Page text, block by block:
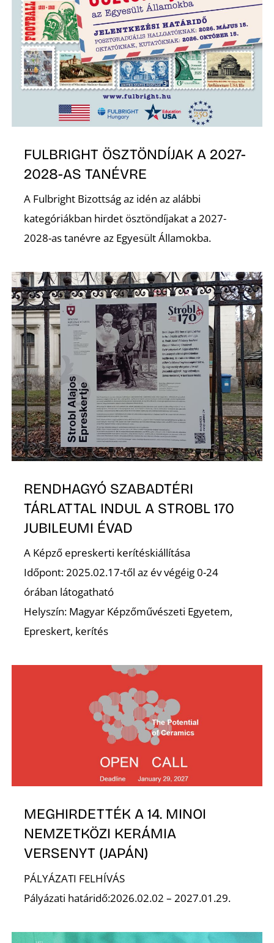
FULBRIGHT ÖSZTÖNDÍJAK A 2027-
2028-AS TANÉVRE
A Fulbright Bizottság az idén az alábbi
kategóriákban hirdet ösztöndíjakat a 2027-
2028-as tanévre az Egyesült Államokba.
RENDHAGYÓ SZABADTÉRI
TÁRLATTAL INDUL A STROBL 170
JUBILEUMI ÉVAD
A Képző epreskerti kerítéskiállítása
Időpont: 2025.02.17-től az év végéig 0-24
órában látogatható
Helyszín: Magyar Képzőművészeti Egyetem,
Epreskert, kerítés
MEGHIRDETTÉK A 14. MINOI
NEMZETKÖZI KERÁMIA
VERSENYT (JAPÁN)
PÁLYÁZATI FELHÍVÁS
Pályázati határidő:2026.02.02 – 2027.01.29.